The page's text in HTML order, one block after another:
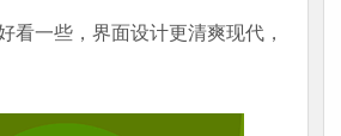
看一些，界面设计更清爽现代，